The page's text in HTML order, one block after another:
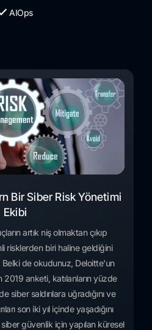
AIOps
Bir Siber Risk Yönetimi
Ekibi
artık niş olmaktan çıkıp
risklerden biri haline geldiğini
Belki de okudunuz, Deloitte'un
anketi, katılanların yüzde
siber saldırılara uğradığını ve
son iki yıl içinde yaşadığını
güvenlik için yapılan küresel